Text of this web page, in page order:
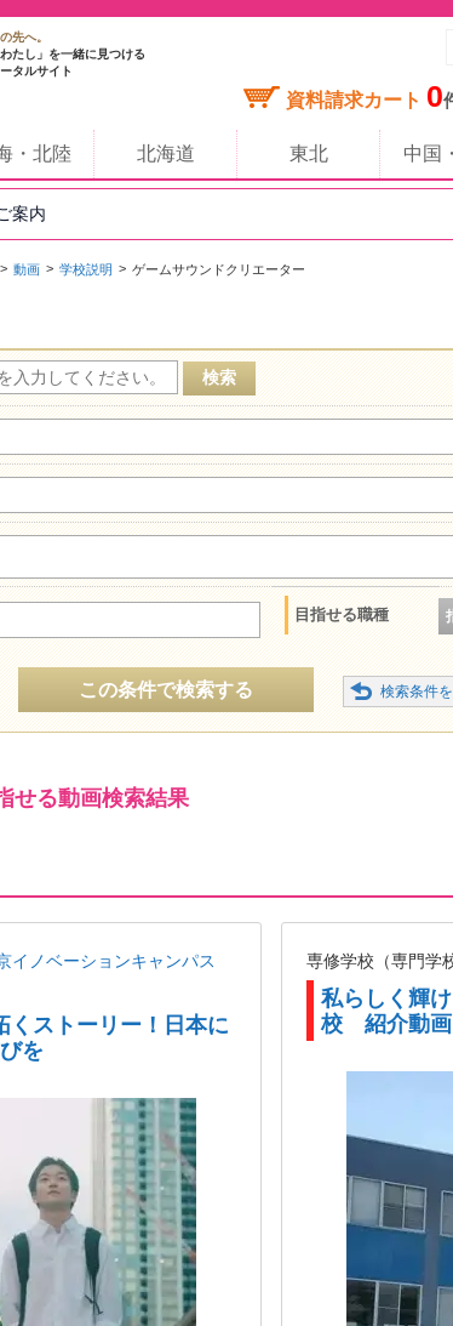
先へ。
たし」を一緒に見つける
タルサイト
資料請求カート 0
・北陸 北海道 東北 中国
案内
動画 学校説明 ゲームサウンドクリエーター
目指せる職種
この条件で検索する
せる動画検索結果
イノベーションキャンパス
くストーリー！日本に
を
専修学校（専門学
私らしく輝
校 紹介動画